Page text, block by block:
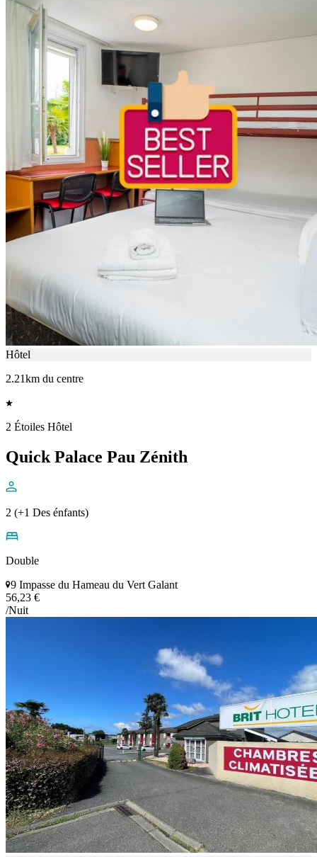
Hôtel
2.21km du centre
2 Étoiles Hôtel
Quick Palace Pau Zénith
2 (+1 Des énfants)
Double
9 Impasse du Hameau du Vert Galant
56,23 €
/Nuit